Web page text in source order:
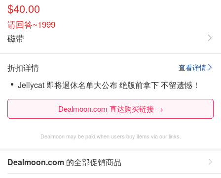
$40.00
请回答~1999
磁带
查看详情
折扣详情
Jellycat 即将退休名单大公布 绝版前拿下 不留遗憾！
Dealmoon.com 直达购买链接 →
Dealmoon may be paid when users buy items via our links.
Dealmoon.com 的全部促销商品